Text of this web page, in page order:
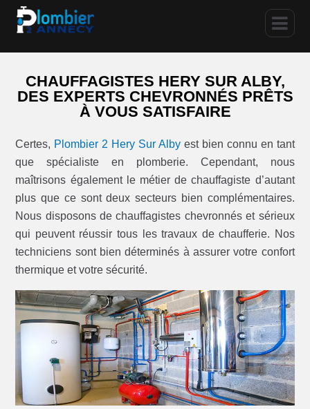
CHAUFFAGISTES HERY SUR ALBY,
DES EXPERTS CHEVRONNÉS PRÊTS
À VOUS SATISFAIRE
Certes, Plombier 2 Hery Sur Alby est bien connu en tant
que spécialiste en plomberie. Cependant, nous
maîtrisons également le métier de chauffagiste d’autant
plus que ce sont deux secteurs bien complémentaires.
Nous disposons de chauffagistes chevronnés et sérieux
qui peuvent réussir tous les travaux de chaufferie. Nos
techniciens sont bien déterminés à assurer votre confort
thermique et votre sécurité.